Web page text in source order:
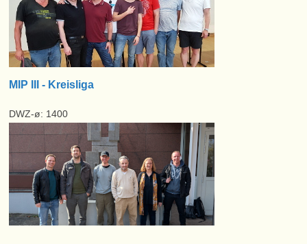
MIP III - Kreisliga
DWZ-ø: 1400